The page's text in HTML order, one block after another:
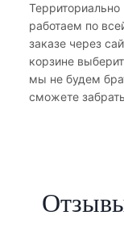
работаем по
заказе через
корзине
мы не будем
сможете